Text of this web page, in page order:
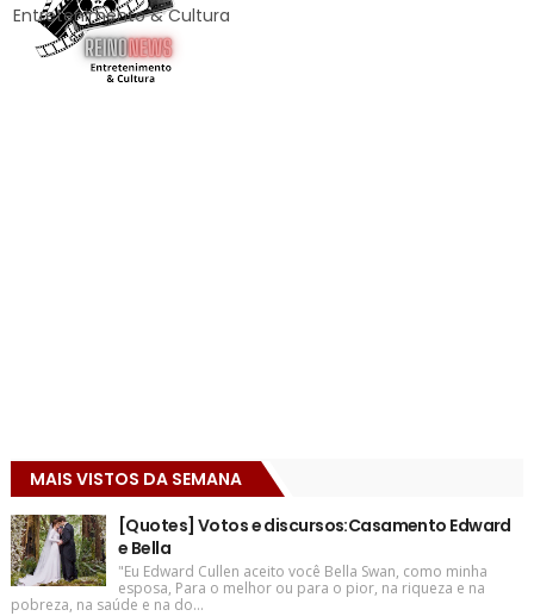
Entretenimento & Cultura
MAIS VISTOS DA SEMANA
[Quotes] Votos e discursos:Casamento Edward
e Bella
"Eu Edward Cullen aceito você Bella Swan, como minha
esposa, Para o melhor ou para o pior, na riqueza e na
pobreza, na saúde e na do...